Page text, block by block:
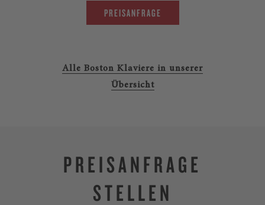
PREISANFRAGE
Alle Boston Klaviere in unserer
Übersicht
PREISANFRAGE
STELLEN